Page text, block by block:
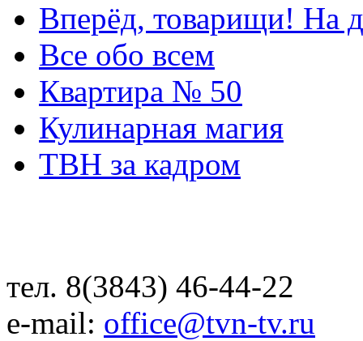
Вперёд, товарищи! На
Все обо всем
Квартира № 50
Кулинарная магия
ТВН за кадром
тел. 8(3843) 46-44-22
e-mail: office@tvn-tv.ru